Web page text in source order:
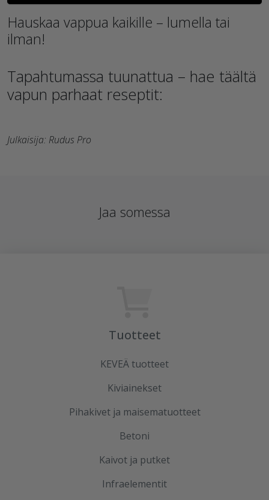
Hauskaa vappua kaikille – lumella tai
ilman!
Tapahtumassa tuunattua – hae täältä
vapun parhaat reseptit:
Julkaisija: Rudus Pro
Jaa somessa
Tuotteet
KEVEÄ tuotteet
Kiviainekset
Pihakivet ja maisematuotteet
Betoni
Kaivot ja putket
Infraelementit